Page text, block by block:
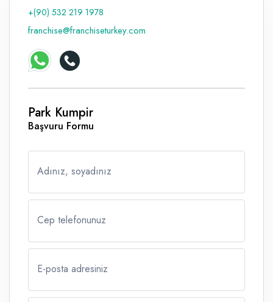
Tabela - Dijital Baskı
+(90) 532 219 1978
franchise@franchiseturkey.com
Park Kumpir
Başvuru Formu
Adınız, soyadınız
Cep telefonunuz
E-posta adresiniz